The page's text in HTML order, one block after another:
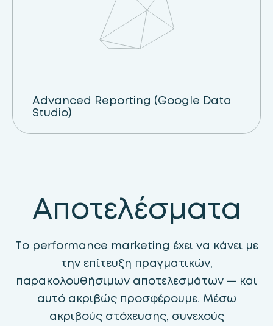
Advanced Reporting (Google Data
Studio)
Αποτελέσματα
Το performance marketing έχει να κάνει με
την επίτευξη πραγματικών,
παρακολουθήσιμων αποτελεσμάτων — και
αυτό ακριβώς προσφέρουμε. Μέσω
ακριβούς στόχευσης, συνεχούς